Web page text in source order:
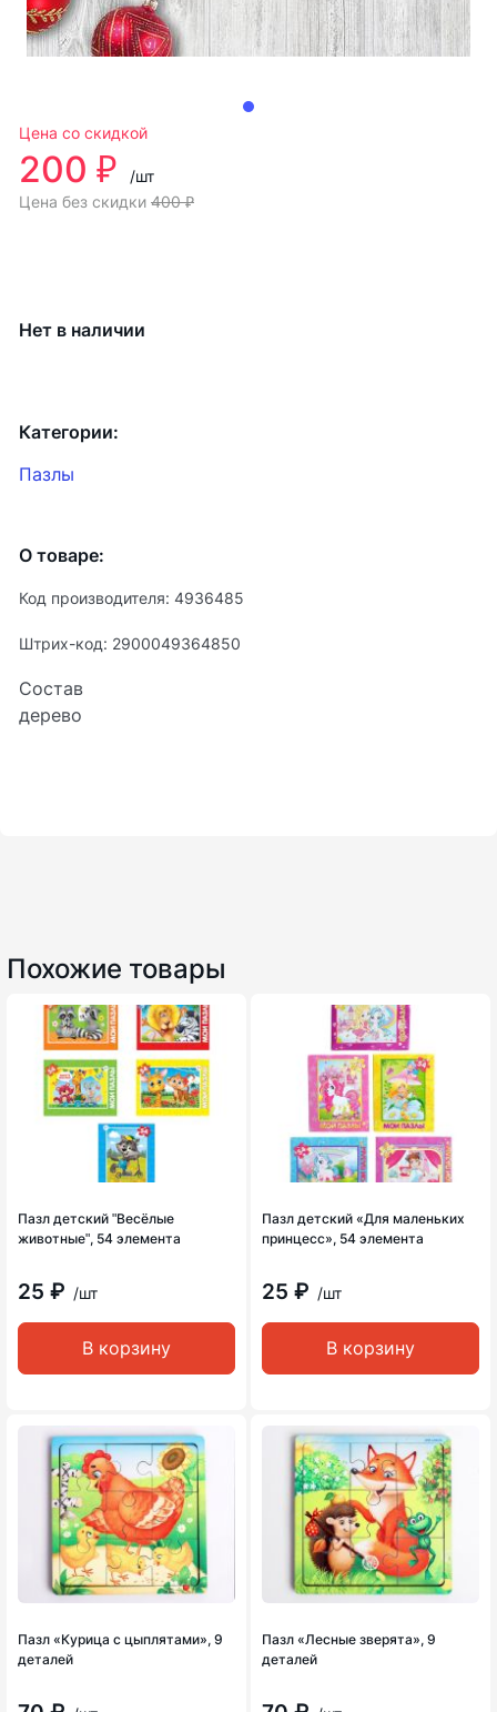
Цена со скидкой
200 ₽
/шт
Цена без скидки 400 ₽
Категории:
Пазлы
О товаре:
Код производителя: 4936485
Штрих-код: 2900049364850
Состав
дерево
Нет в наличии
Похожие товары
Пазл детский ʺВесёлые
животныеʺ, 54 элемента
25 ₽ /шт
В корзину
Пазл детский «Для маленьких
принцесс», 54 элемента
25 ₽ /шт
В корзину
Пазл «Курица с цыплятами», 9
деталей
Пазл «Лесные зверята», 9
деталей